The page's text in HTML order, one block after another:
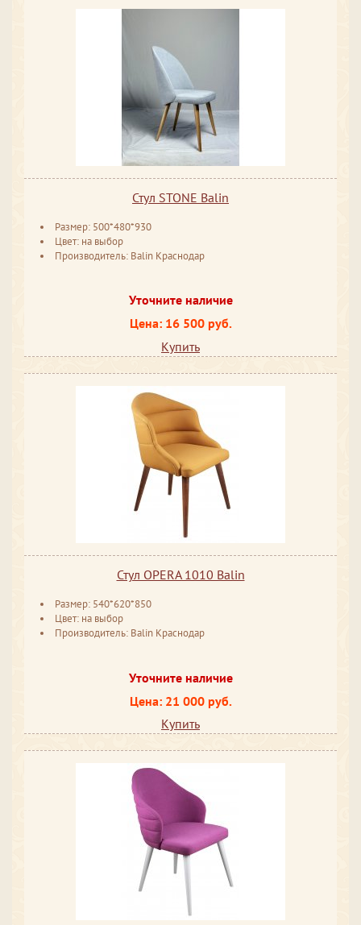
Стул STONE Balin
Размер: 500*480*930
Цвет: на выбор
Производитель: Balin Краснодар
Уточните наличие
Цена: 16 500 руб.
Купить
Стул OPERA 1010 Balin
Размер: 540*620*850
Цвет: на выбор
Производитель: Balin Краснодар
Уточните наличие
Цена: 21 000 руб.
Купить